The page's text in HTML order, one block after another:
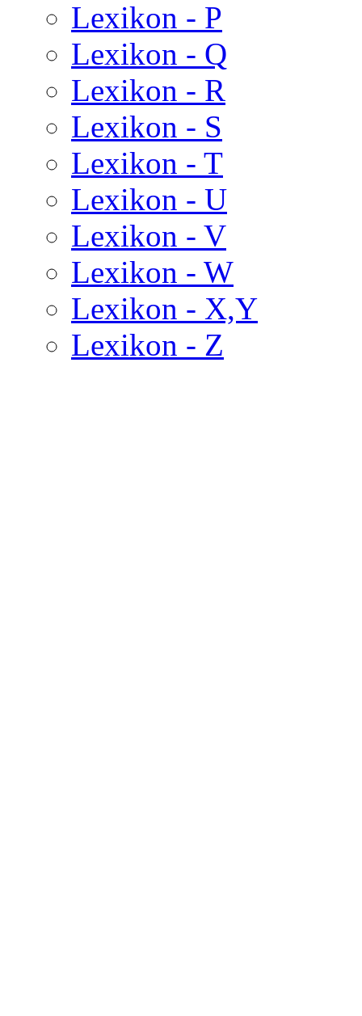
Lexikon - P
Lexikon - Q
Lexikon - R
Lexikon - S
Lexikon - T
Lexikon - U
Lexikon - V
Lexikon - W
Lexikon - X,Y
Lexikon - Z